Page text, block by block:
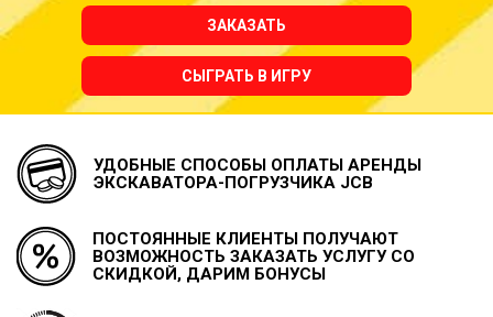
ЗАКАЗАТЬ
СЫГРАТЬ В ИГРУ
УДОБНЫЕ СПОСОБЫ ОПЛАТЫ АРЕНДЫ
ЭКСКАВАТОРА-ПОГРУЗЧИКА JCB
ПОСТОЯННЫЕ КЛИЕНТЫ ПОЛУЧАЮТ
ВОЗМОЖНОСТЬ ЗАКАЗАТЬ УСЛУГУ СО
СКИДКОЙ, ДАРИМ БОНУСЫ